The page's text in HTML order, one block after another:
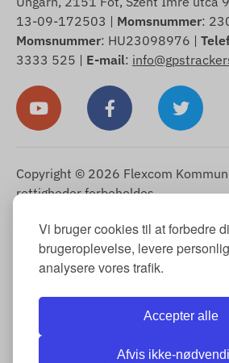
Vi bruger cookies til at forbedre
brugeroplevelse, levere
analysere vores trafik.
Accepter alle
Afvis ikke-
13-09-172503 | Momsnummer:
Momsnummer: HU23098976 |
3333 525 | E-mail:
Copyright © 2026 Flexcom
rettigheder forbeholdes.
Dansk ▼
Cookie-meddelelse-Returpolitik-
reklamationsret -Fortrydelsesret
VORES